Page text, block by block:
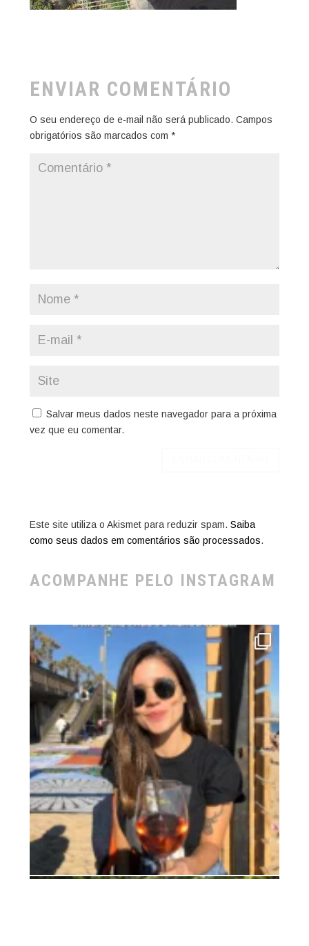
ENVIAR COMENTÁRIO
O seu endereço de e-mail não será publicado. Campos
obrigatórios são marcados com *
Salvar meus dados neste navegador para a próxima
vez que eu comentar.
Este site utiliza o Akismet para reduzir spam. Saiba
como seus dados em comentários são processados.
ACOMPANHE PELO INSTAGRAM